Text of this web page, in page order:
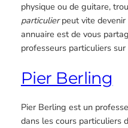
physique ou de guitare,
particulierpeut vite devenir
annuaire est de vous
professeurs particuliers
Pier Berling
​Pier Berling est un
dans les cours particuliers